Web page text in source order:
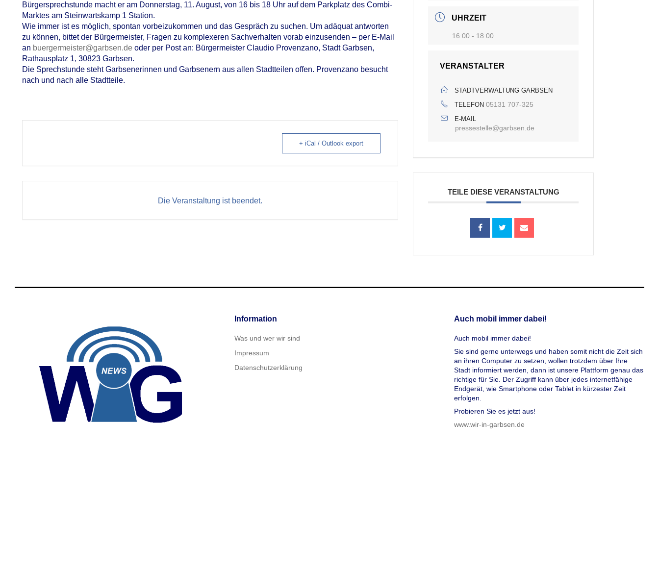
Bürgersprechstunde macht er am Donnerstag, 11. August, von 16 bis 18 Uhr auf dem Parkplatz des Combi-
Marktes am Steinwartskamp 1 Station.
Wie immer ist es möglich, spontan vorbeizukommen und das Gespräch zu suchen. Um adäquat antworten
zu können, bittet der Bürgermeister, Fragen zu komplexeren Sachverhalten vorab einzusenden – per E-Mail
an buergermeister@garbsen.de oder per Post an: Bürgermeister Claudio Provenzano, Stadt Garbsen,
Rathausplatz 1, 30823 Garbsen.
Die Sprechstunde steht Garbsenerinnen und Garbsenern aus allen Stadtteilen offen. Provenzano besucht
nach und nach alle Stadtteile.
+ iCal / Outlook export
Die Veranstaltung ist beendet.
UHRZEIT
16:00 - 18:00
VERANSTALTER
STADTVERWALTUNG GARBSEN
TELEFON 05131 707-325
E-MAIL
pressestelle@garbsen.de
TEILE DIESE VERANSTALTUNG
Information
Was und wer wir sind
Impressum
Datenschutzerklärung
Auch mobil immer dabei!
Auch mobil immer dabei!
Sie sind gerne unterwegs und haben somit nicht die Zeit sich
an ihren Computer zu setzen, wollen trotzdem über Ihre
Stadt informiert werden, dann ist unsere Plattform genau das
richtige für Sie. Der Zugriff kann über jedes internetfähige
Endgerät, wie Smartphone oder Tablet in kürzester Zeit
erfolgen.
Probieren Sie es jetzt aus!
www.wir-in-garbsen.de